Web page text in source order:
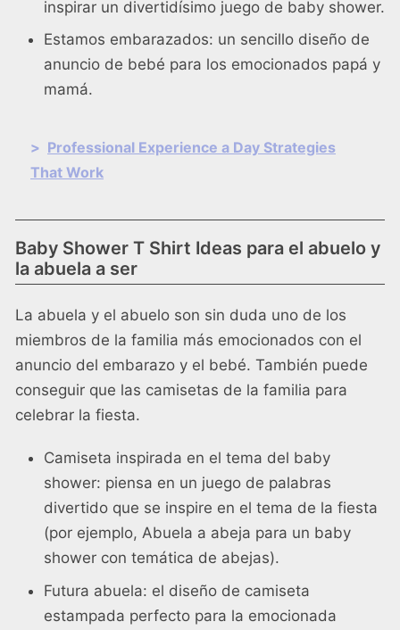
inspirar un divertidísimo juego de baby shower.
Estamos embarazados: un sencillo diseño de
anuncio de bebé para los emocionados papá y
mamá.
> Professional Experience a Day Strategies
That Work
Baby Shower T Shirt Ideas para el abuelo y
la abuela a ser
La abuela y el abuelo son sin duda uno de los
miembros de la familia más emocionados con el
anuncio del embarazo y el bebé. También puede
conseguir que las camisetas de la familia para
celebrar la fiesta.
Camiseta inspirada en el tema del baby
shower: piensa en un juego de palabras
divertido que se inspire en el tema de la fiesta
(por ejemplo, Abuela a abeja para un baby
shower con temática de abejas).
Futura abuela: el diseño de camiseta
estampada perfecto para la emocionada